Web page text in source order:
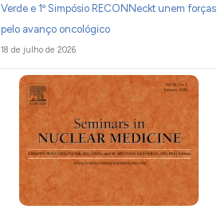
Verde e 1º Simpósio RECONNeckt unem forças
pelo avanço oncológico
18 de julho de 2026